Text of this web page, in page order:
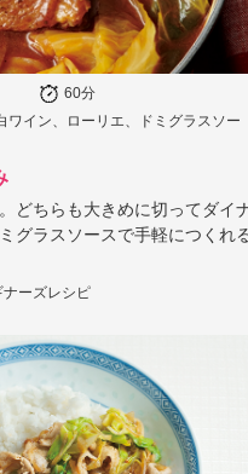
60分
ワイン、ローリエ、ドミグラスソー
どちらも大きめに切ってダイ
グラスソースで手軽につくれ
ナーズレシピ